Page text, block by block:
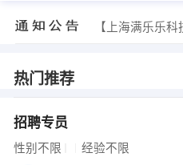
【上海满乐乐
高经理 发布 [服
热门推荐
招聘专员
性别不限 经验不限